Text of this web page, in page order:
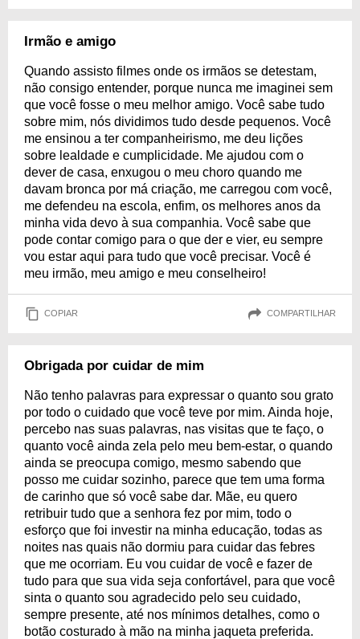
Irmão e amigo
Quando assisto filmes onde os irmãos se detestam,
não consigo entender, porque nunca me imaginei sem
que você fosse o meu melhor amigo. Você sabe tudo
sobre mim, nós dividimos tudo desde pequenos. Você
me ensinou a ter companheirismo, me deu lições
sobre lealdade e cumplicidade. Me ajudou com o
dever de casa, enxugou o meu choro quando me
davam bronca por má criação, me carregou com você,
me defendeu na escola, enfim, os melhores anos da
minha vida devo à sua companhia. Você sabe que
pode contar comigo para o que der e vier, eu sempre
vou estar aqui para tudo que você precisar. Você é
meu irmão, meu amigo e meu conselheiro!
COPIAR COMPARTILHAR
Obrigada por cuidar de mim
Não tenho palavras para expressar o quanto sou grato
por todo o cuidado que você teve por mim. Ainda hoje,
percebo nas suas palavras, nas visitas que te faço, o
quanto você ainda zela pelo meu bem-estar, o quando
ainda se preocupa comigo, mesmo sabendo que
posso me cuidar sozinho, parece que tem uma forma
de carinho que só você sabe dar. Mãe, eu quero
retribuir tudo que a senhora fez por mim, todo o
esforço que foi investir na minha educação, todas as
noites nas quais não dormiu para cuidar das febres
que me ocorriam. Eu vou cuidar de você e fazer de
tudo para que sua vida seja confortável, para que você
sinta o quanto sou agradecido pelo seu cuidado,
sempre presente, até nos mínimos detalhes, como o
botão costurado à mão na minha jaqueta preferida.